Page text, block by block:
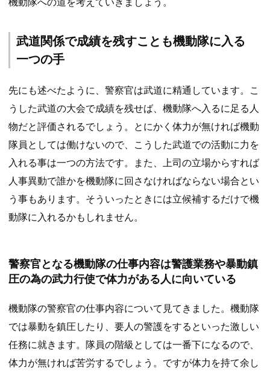
武道関係で成績を残すことも機動隊に入る
一つの手
先にも述べたように、警察官は武道に精通しています。こ
うした武道の大会で成績を残せば、機動隊へ入るに足る人
物だと評価されるでしょう。とにかく体力が無ければ機動
隊員としては働けないので、こうした武道での活動に力を
入れる事は一つの方法です。また、上司の立場からすれば
人事異動で誰かを機動隊に回さなければならない場合とい
う事もあります。そういったときには立候補するだけで機
動隊に入れるかもしれません。
警察官となる機動隊の仕事内容は警護業務や暴動鎮
圧の為の武力行使で体力がある人に向いている
機動隊の警察官の仕事内容について見てきました。機動隊
では暴動を鎮圧したり、要人の警護をするといった激しい
任務に就きます。隊員の階級としては一番下になるので、
体力が無ければ苦労するでしょう。ですが体力を持て余し